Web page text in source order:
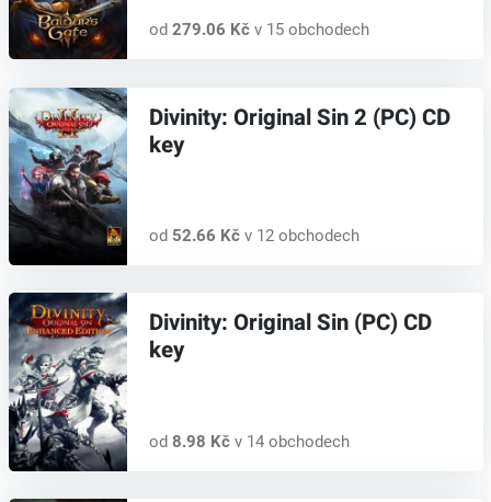
od 279.06 Kčv 15 obchodech
Divinity: Original Sin 2 (PC) CD
key
od 52.66 Kčv 12 obchodech
Divinity: Original Sin (PC) CD
key
od 8.98 Kčv 14 obchodech